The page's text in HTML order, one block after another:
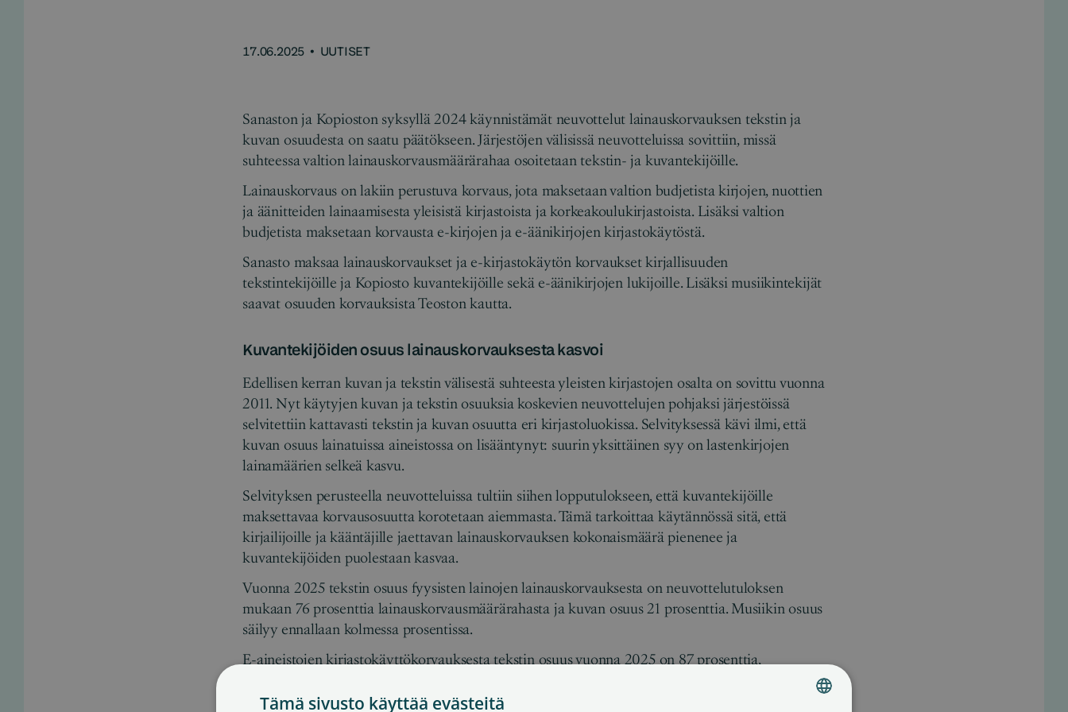
17.06.2025 • UUTISET
Sanaston ja Kopioston syksyllä 2024 käynnistämät neuvottelut lainauskorvauksen tekstin ja
kuvan osuudesta on saatu päätökseen. Järjestöjen välisissä neuvotteluissa sovittiin, missä
suhteessa valtion lainauskorvausmäärärahaa osoitetaan tekstin- ja kuvantekijöille.
Lainauskorvaus on lakiin perustuva korvaus, jota maksetaan valtion budjetista kirjojen, nuottien
ja äänitteiden lainaamisesta yleisistä kirjastoista ja korkeakoulukirjastoista. Lisäksi valtion
budjetista maksetaan korvausta e-kirjojen ja e-äänikirjojen kirjastokäytöstä.
Sanasto maksaa lainauskorvaukset ja e-kirjastokäytön korvaukset kirjallisuuden
tekstintekijöille ja Kopiosto kuvantekijöille sekä e-äänikirjojen lukijoille. Lisäksi musiikintekijät
saavat osuuden korvauksista Teoston kautta.
Kuvantekijöiden osuus lainauskorvauksesta kasvoi
Edellisen kerran kuvan ja tekstin välisestä suhteesta yleisten kirjastojen osalta on sovittu vuonna
2011. Nyt käytyjen kuvan ja tekstin osuuksia koskevien neuvottelujen pohjaksi järjestöissä
selvitettiin kattavasti tekstin ja kuvan osuutta eri kirjastoluokissa. Selvityksessä kävi ilmi, että
kuvan osuus lainatuissa aineistossa on lisääntynyt: suurin yksittäinen syy on lastenkirjojen
lainamäärien selkeä kasvu.
Selvityksen perusteella neuvotteluissa tultiin siihen lopputulokseen, että kuvantekijöille
maksettavaa korvausosuutta korotetaan aiemmasta. Tämä tarkoittaa käytännössä sitä, että
kirjailijoille ja kääntäjille jaettavan lainauskorvauksen kokonaismäärä pienenee ja
kuvantekijöiden puolestaan kasvaa.
Vuonna 2025 tekstin osuus fyysisten lainojen lainauskorvauksesta on neuvottelutuloksen
mukaan 76 prosenttia lainauskorvausmäärärahasta ja kuvan osuus 21 prosenttia. Musiikin osuus
säilyy ennallaan kolmessa prosentissa.
E-aineistojen kirjastokäyttökorvauksesta tekstin osuus vuonna 2025 on 87 prosenttia,
osuus prosentin.
Tämä sivusto käyttää evästeitä